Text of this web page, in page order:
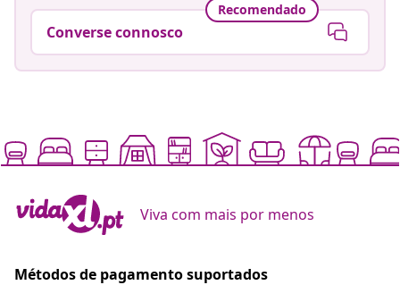
Recomendado
Converse connosco
Viva com mais por menos
Métodos de pagamento suportados